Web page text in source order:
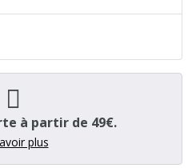
à partir de 49€.
plus